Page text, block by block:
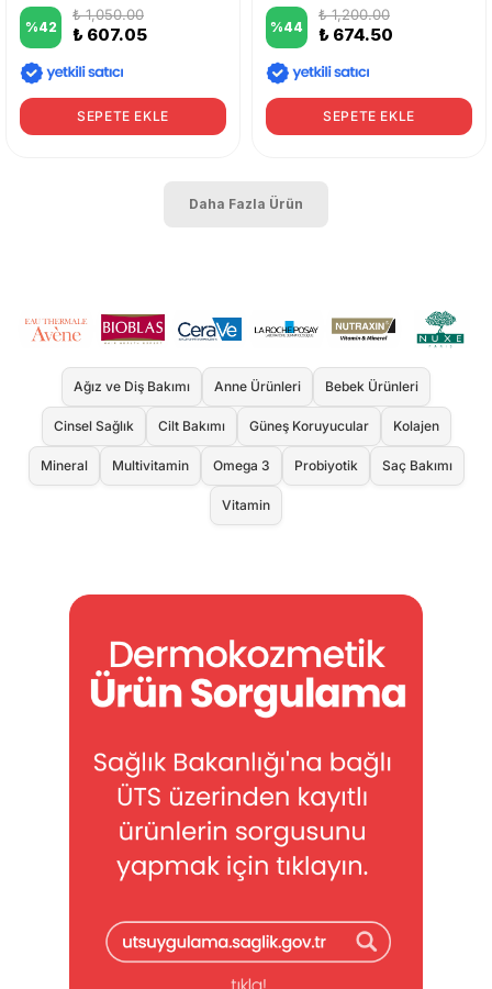
%42
₺ 1,050.00
₺ 607.05
SEPETE EKLE
%44
₺ 1,200.00
₺ 674.50
SEPETE EKLE
Daha Fazla Ürün
Ağız ve Diş Bakımı Anne Ürünleri Bebek Ürünleri
Cinsel Sağlık Cilt Bakımı Güneş Koruyucular Kolajen
Mineral Multivitamin Omega 3 Probiyotik Saç Bakımı
Vitamin